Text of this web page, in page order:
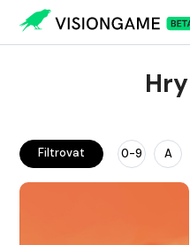
Filtrovat 0-9 A